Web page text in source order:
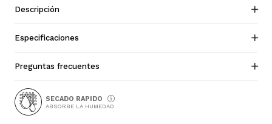
Descripción
Especificaciones
Preguntas frecuentes
SECADO RAPIDO
ABSORBE LA HUMEDAD